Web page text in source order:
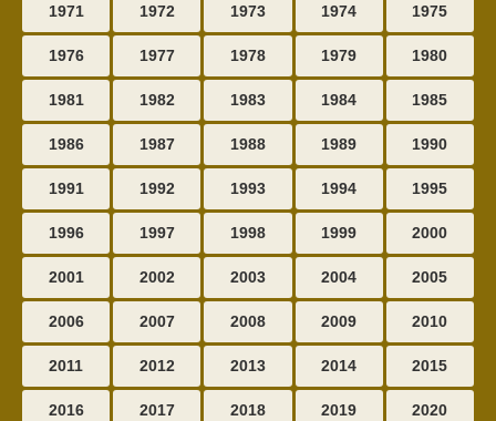
1971 1972 1973 1974 1975
1976 1977 1978 1979 1980
1981 1982 1983 1984 1985
1986 1987 1988 1989 1990
1991 1992 1993 1994 1995
1996 1997 1998 1999 2000
2001 2002 2003 2004 2005
2006 2007 2008 2009 2010
2011 2012 2013 2014 2015
2016 2017 2018 2019 2020